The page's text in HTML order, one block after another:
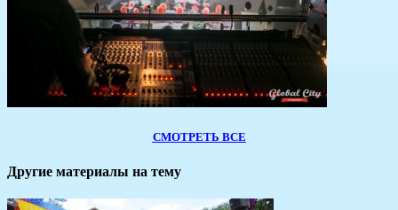
СМОТРЕТЬ ВСЕ
Другие материалы на тему